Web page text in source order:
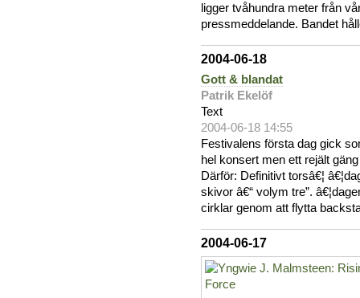
ligger tvåhundra meter från
pressmeddelande. Bandet
2004-06-18
Gott & blandat
Patrik Ekelöf
Text
2004-06-18 14:55
Festivalens första dag gick
hel konsert men ett rejält
Därför: Definitivt torsâ€¦
skivor â€“ volym tre”.
cirklar genom att flytta
2004-06-17